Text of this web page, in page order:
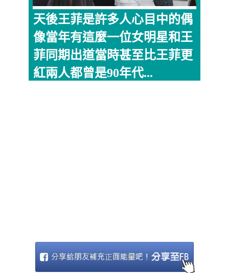
天後王菲是許多人心目中的偶
像當年有這麼一位女明星和王
菲同期出道當時甚至比王菲更
紅兩人都曾是90年代...